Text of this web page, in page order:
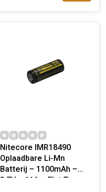
Nitecore IMR18490
Oplaadbare Li-Mn
Batterij – 1100mAh –
3,7V – 11A – Flat Top